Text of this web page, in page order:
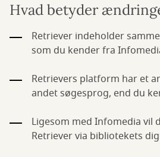
Hvad betyder
Retriever indeholder
som du kender fra
Retrievers platform har et
andet søgesprog, end du
Ligesom med Infomedia vil
Retriever via bibliotekets